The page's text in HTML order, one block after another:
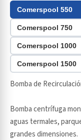
Comerspool 550
Comerspool 750
Comerspool 1000
Comerspool 1500
Bomba de
Bomba centrífuga
aguas termales,
grandes dimensiones.